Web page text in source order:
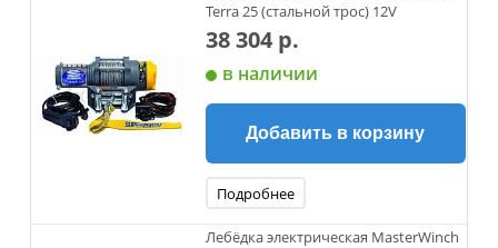
Terra 25 (стальной трос) 12V
38 304 р.
в наличии
Добавить в корзину
Подробнее
Лебёдка электрическая MasterWinch